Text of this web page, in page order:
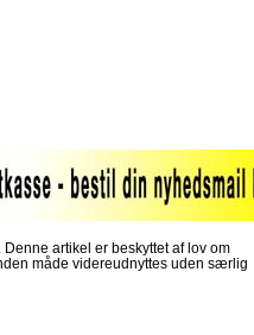
artikel er beskyttet af lov om
måde videreudnyttes uden særlig